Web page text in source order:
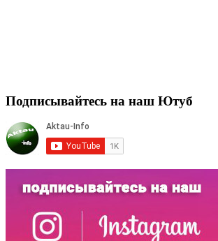
Подписывайтесь на наш Ютуб